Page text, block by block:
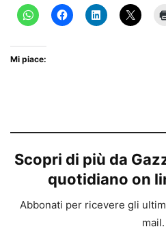
Mi piace:
Scopri di più da
quotidiano on
Abbonati per ricevere gli
mail.